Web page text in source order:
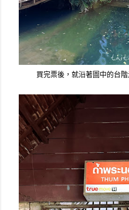
買完票後，就沿著圖中的台